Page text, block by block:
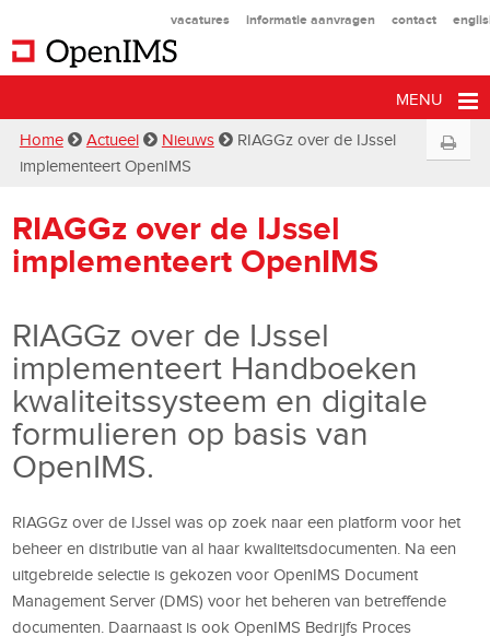
vacatures informatie aanvragen contact
MENU
Home Actueel Nieuws
RIAGGz over de IJssel
implementeert OpenIMS
RIAGGz over de IJssel
implementeert OpenIMS
RIAGGz over de IJssel
implementeert Handboeken
kwaliteitssysteem en digitale
formulieren op basis van
OpenIMS.
RIAGGz over de IJssel was op zoek naar een platform voor het
beheer en distributie van al haar kwaliteitsdocumenten. Na een
uitgebreide selectie is gekozen voor OpenIMS Document
Management Server (DMS) voor het beheren van betreffende
documenten. Daarnaast is ook OpenIMS Bedrijfs Proces